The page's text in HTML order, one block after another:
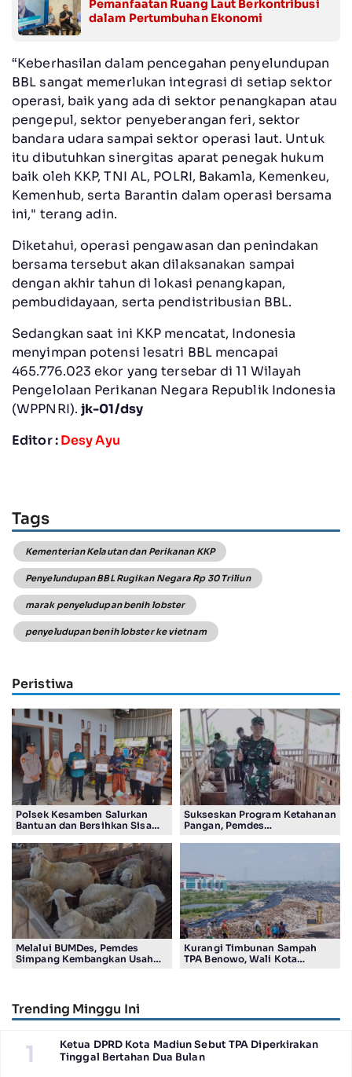
Pemanfaatan Ruang Laut Berkontribusi
dalam Pertumbuhan Ekonomi
“Keberhasilan dalam pencegahan penyelundupan
BBL sangat memerlukan integrasi di setiap sektor
operasi, baik yang ada di sektor penangkapan atau
pengepul, sektor penyeberangan feri, sektor
bandara udara sampai sektor operasi laut. Untuk
itu dibutuhkan sinergitas aparat penegak hukum
baik oleh KKP, TNI AL, POLRI, Bakamla, Kemenkeu,
Kemenhub, serta Barantin dalam operasi bersama
ini," terang adin.
Diketahui, operasi pengawasan dan penindakan
bersama tersebut akan dilaksanakan sampai
dengan akhir tahun di lokasi penangkapan,
pembudidayaan, serta pendistribusian BBL.
Sedangkan saat ini KKP mencatat, Indonesia
menyimpan potensi lesatri BBL mencapai
465.776.023 ekor yang tersebar di 11 Wilayah
Pengelolaan Perikanan Negara Republik Indonesia
(WPPNRI). jk-01/dsy
Editor :Desy Ayu
Tags
Kementerian Kelautan dan Perikanan KKP
Penyelundupan BBL Rugikan Negara Rp 30 Triliun
marak penyeludupan benih lobster
penyeludupan benih lobster ke vietnam
Peristiwa
Polsek Kesamben Salurkan
Bantuan dan Bersihkan Sisa
Kakek Sukatin
Sukseskan Program Ketahanan
Pangan, Pemdes
Melalui BUMDes, Pemdes
Simpang Kembangkan Usaha
Kurangi Timbunan Sampah
TPA Benowo, Wali Kota
Trending Minggu Ini
1
Ketua DPRD Kota Madiun Sebut TPA Diperkirakan
Tinggal Bertahan Dua Bulan